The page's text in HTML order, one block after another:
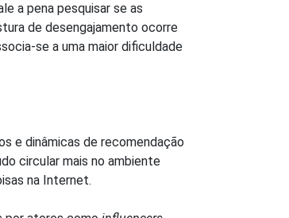
a pena pesquisar se as
de desengajamento ocorre
se a uma maior dificuldade
e dinâmicas de recomendação
circular mais no ambiente
na Internet.